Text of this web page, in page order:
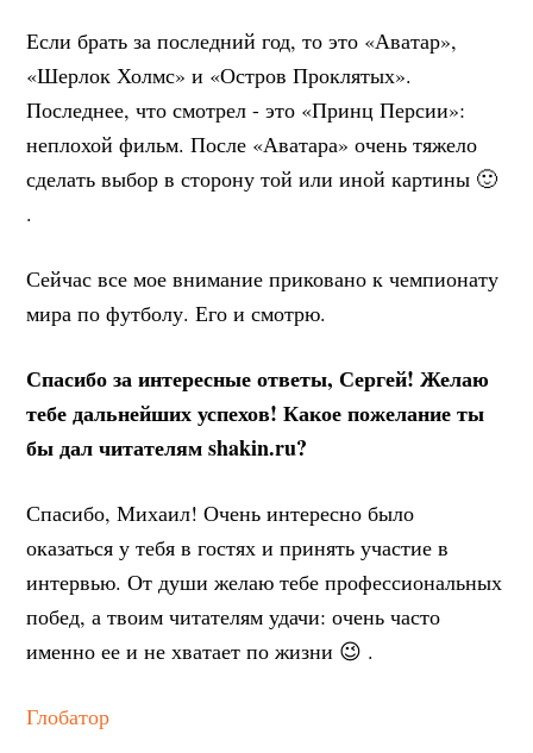
Если брать за последний год, то это «Аватар»,
«Шерлок Холмс» и «Остров Проклятых».
Последнее, что смотрел - это «Принц Персии»:
неплохой фильм. После «Аватара» очень тяжело
сделать выбор в сторону той или иной картины 🙂
.
Сейчас все мое внимание приковано к чемпионату
мира по футболу. Его и смотрю.
Спасибо за интересные ответы, Сергей! Желаю
тебе дальнейших успехов! Какое пожелание ты
бы дал читателям shakin.ru?
Спасибо, Михаил! Очень интересно было
оказаться у тебя в гостях и принять участие в
интервью. От души желаю тебе профессиональных
побед, а твоим читателям удачи: очень часто
именно ее и не хватает по жизни 😉 .
Глобатор